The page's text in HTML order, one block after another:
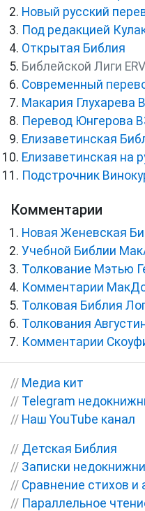
Новый русский
Под редакцией
Открытая Библия
Библейской Лиги ERV
Cовременный
Макария Глухарева
Перевод Юнгерова
Елизаветинская
Елизаветинская на
Подстрочник
Комментарии
Новая Женевская
Учебной Библии
Толкование Мэтью
Комментарии
Толковая Библия
Толкования
Комментарии
// Медиа кит
// Telegram
// Наш YouTube канал
// Детская Библия
// Записки
// Сравнение стихов и
// Параллельное